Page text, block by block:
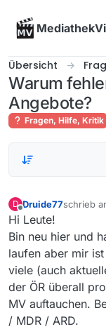
Übersicht
Warum
Angebote?
Fragen, Hilfe, Kritik
D
Offline
Druide77schrieb
zuletzt
Hi Leute!
Bin neu hier und
laufen aber mir
viele (auch
der ÖR überall
MV auftauchen.
/ MDR / ARD.